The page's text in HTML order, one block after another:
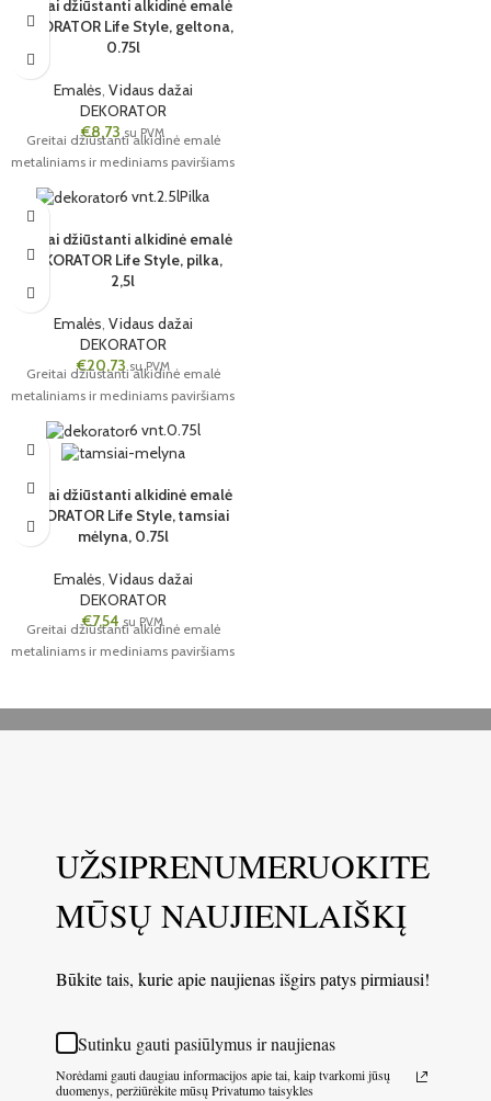
Greitai džiūstanti alkidinė emalė
DEKORATOR Life Style, geltona,
0.75l
Emalės, Vidaus dažai
DEKORATOR
€8,73 su PVM
Greitai džiūstanti alkidinė emalė
metaliniams ir mediniams paviršiams
6 vnt.2.5lPilka
Greitai džiūstanti alkidinė emalė
DEKORATOR Life Style, pilka,
2,5l
Emalės, Vidaus dažai
DEKORATOR
€20,73 su PVM
Greitai džiūstanti alkidinė emalė
metaliniams ir mediniams paviršiams
6 vnt.0.75l
Greitai džiūstanti alkidinė emalė
DEKORATOR Life Style, tamsiai
mėlyna, 0.75l
Emalės, Vidaus dažai
DEKORATOR
€7,54 su PVM
Greitai džiūstanti alkidinė emalė
metaliniams ir mediniams paviršiams
UŽSIPRENUMERUOKITE
MŪSŲ NAUJIENLAIŠKĮ
Būkite tais, kurie apie naujienas išgirs patys pirmiausi!
Sutinku gauti pasiūlymus ir naujienas
Norėdami gauti daugiau informacijos apie tai, kaip tvarkomi jūsų
duomenys, peržiūrėkite mūsų Privatumo taisykles